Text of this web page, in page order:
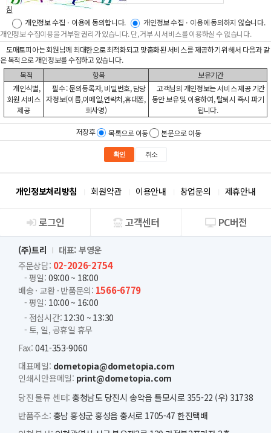
침
개인정보 수집ㆍ이용에 동의합니다.
개인정보 수집ㆍ이용에 동의하지 않습니다.
개인정보 수집이용을 거부할 권리가 있습니다. 단, 거부 시 서비스를 이용하실 수 없습니다.
도매토피아는 회원님께 최대한으로 최적화되고 맞춤화된 서비스를 제공하기 위해서 다음과 같
은 목적으로 개인정보를 수집하고 있습니다.
목적
항목
보유기간
개인식별,
회원 서비스
제공
필수 : 문의등록자, 비밀번호, 담당
자정보(이름,이메일,연락처,휴대폰,
회사명)
고객님의 개인정보는 서비스 제공 기간
동안 보유 및 이용하여, 탈퇴시 즉시 파기
됩니다.
저장후 목록으로 이동 본문으로 이동
확인 취소
개인정보처리방침 회원약관 이용안내 창업문의 제휴안내
회사소개
로그인 고객센터 PC버전
(주)트리
대표: 부영운
주문상담: 02-2026-2754
- 평일: 09:00 ~ 18:00
배송 · 교환 · 반품문의: 1566-6779
- 평일: 10:00 ~ 16:00
- 점심시간: 12:30 ~ 13:30
- 토, 일, 공휴일 휴무
Fax: 041-353-9060
대표메일: dometopia@dometopia.com
인쇄시안용메일: print@dometopia.com
당진 물류 센터: 충청남도 당진시 송악읍 틀모시로 355-22 (우) 31738
반품주소: 충남 홍성군 홍성읍 충서로 1705-47 한진택배